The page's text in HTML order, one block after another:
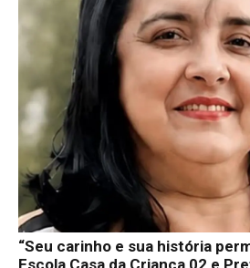
“Seu carinho e sua história
Escola Casa da Criança 02 e